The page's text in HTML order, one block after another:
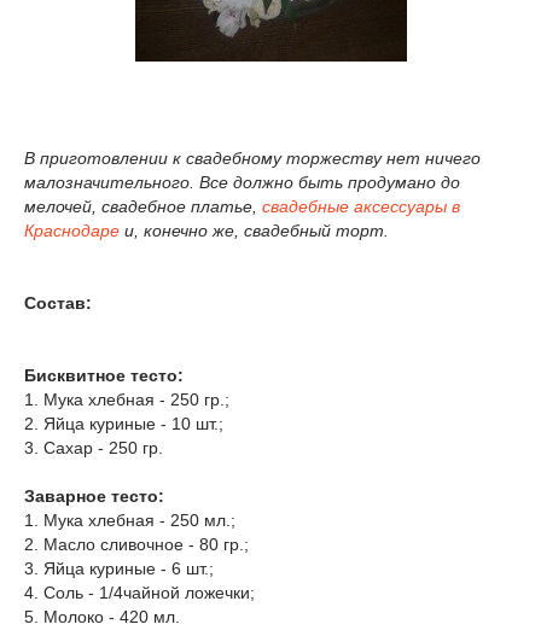
В приготовлении к свадебному торжеству нет ничего
малозначительного. Все должно быть продумано до
мелочей, свадебное платье, свадебные аксессуары в
Краснодаре и, конечно же, свадебный торт.
Состав:
Бисквитное тесто:
1. Мука хлебная - 250 гр.;
2. Яйца куриные - 10 шт.;
3. Сахар - 250 гр.
Заварное тесто:
1. Мука хлебная - 250 мл.;
2. Масло сливочное - 80 гр.;
3. Яйца куриные - 6 шт.;
4. Соль - 1/4чайной ложечки;
5. Молоко - 420 мл.